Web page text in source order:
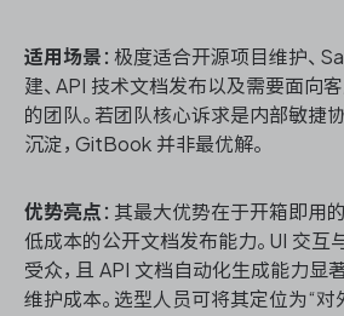
适用场景 ：极度适合开源项目维护、
建、API 技术文档发布以及需要面向
的团队。若团队核心诉求是内部敏捷
沉淀，GitBook 并非最优解。
优势亮点 ：其最大优势在于开箱即用
低成本的公开文档发布能力。UI 交互
受众，且 API 文档自动化生成能力显
维护成本。选型人员可将其定位为“对